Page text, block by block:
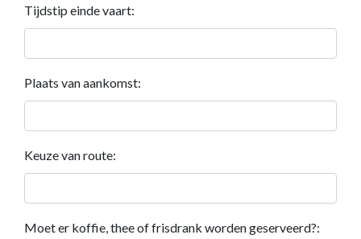
Tijdstip einde vaart:
Plaats van aankomst:
Keuze van route:
Moet er koffie, thee of frisdrank worden geserveerd?: